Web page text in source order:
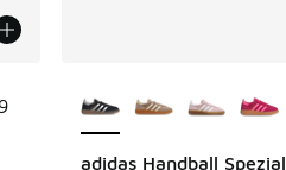
9
adidas Handball Spezial